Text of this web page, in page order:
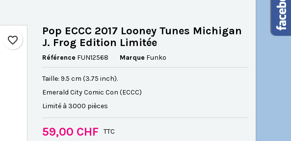
favorite_border
Pop ECCC 2017 Looney Tunes Michigan
J. Frog Edition Limitée
Référence FUN12568 Marque Funko
Taille: 9.5 cm (3.75 inch).
Emerald City Comic Con (ECCC)
Limité à 3000 pièces
59,00 CHF TTC